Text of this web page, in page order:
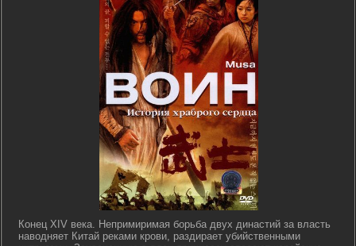
Конец XIV века. Непримиримая борьба двух династий за власть
наводняет Китай реками крови, раздирает убийственными